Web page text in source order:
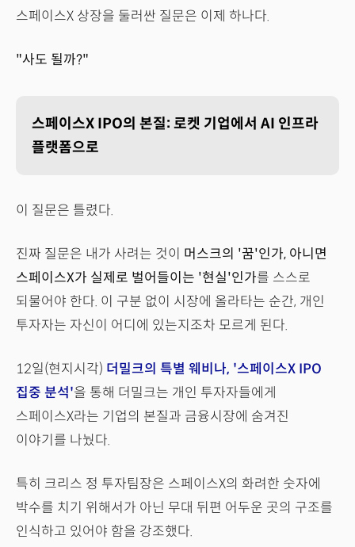
스페이스X 상장을 둘러싼 질문은 이제 하나다.
"사도 될까?"
스페이스X IPO의 본질: 로켓 기업에서 AI 인프라
플랫폼으로
이 질문은 틀렸다.
진짜 질문은 내가 사려는 것이 머스크의 '꿈'인가, 아니면
스페이스X가 실제로 벌어들이는 '현실'인가를 스스로
되물어야 한다. 이 구분 없이 시장에 올라타는 순간, 개인
투자자는 자신이 어디에 있는지조차 모르게 된다.
12일(현지시각) 더밀크의 특별 웨비나, '스페이스X IPO
집중 분석'을 통해 더밀크는 개인 투자자들에게
스페이스X라는 기업의 본질과 금융시장에 숨겨진
이야기를 나눴다.
특히 크리스 정 투자팀장은 스페이스X의 화려한 숫자에
박수를 치기 위해서가 아닌 무대 뒤편 어두운 곳의 구조를
인식하고 있어야 함을 강조했다.